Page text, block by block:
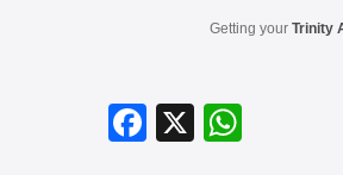
Getting your Trinity
F
X